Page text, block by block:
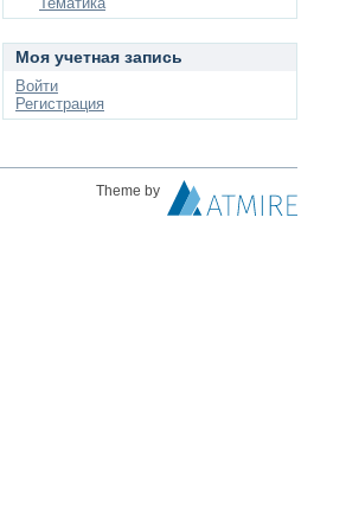
Моя учетная запись
Войти
Регистрация
Theme by